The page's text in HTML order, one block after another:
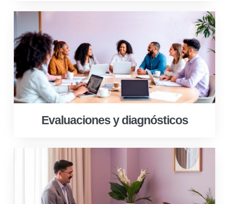
Evaluaciones y diagnósticos